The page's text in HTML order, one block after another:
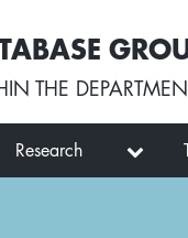
THE
Research